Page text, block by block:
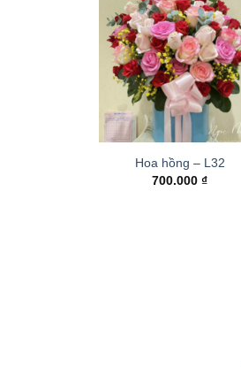
Hoa hồng – L32
700.000₫